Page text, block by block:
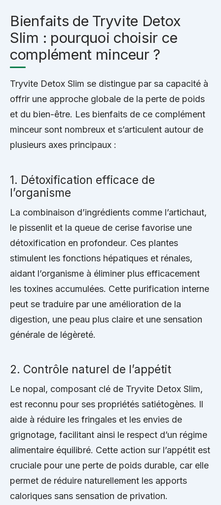
Bienfaits de Tryvite Detox
Slim : pourquoi choisir ce
complément minceur ?
Tryvite Detox Slim se distingue par sa capacité à
offrir une approche globale de la perte de poids
et du bien-être. Les bienfaits de ce complément
minceur sont nombreux et s’articulent autour de
plusieurs axes principaux :
1. Détoxification efficace de
l’organisme
La combinaison d’ingrédients comme l’artichaut,
le pissenlit et la queue de cerise favorise une
détoxification en profondeur. Ces plantes
stimulent les fonctions hépatiques et rénales,
aidant l’organisme à éliminer plus efficacement
les toxines accumulées. Cette purification interne
peut se traduire par une amélioration de la
digestion, une peau plus claire et une sensation
générale de légèreté.
2. Contrôle naturel de l’appétit
Le nopal, composant clé de Tryvite Detox Slim,
est reconnu pour ses propriétés satiétogènes. Il
aide à réduire les fringales et les envies de
grignotage, facilitant ainsi le respect d’un régime
alimentaire équilibré. Cette action sur l’appétit est
cruciale pour une perte de poids durable, car elle
permet de réduire naturellement les apports
caloriques sans sensation de privation.